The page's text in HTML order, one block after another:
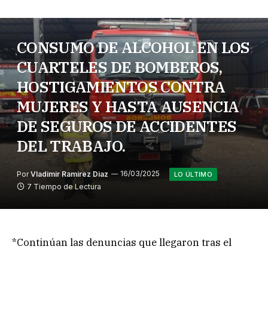
CONSUMO DE ALCOHOL EN LOS
CUARTELES DE BOMBEROS,
HOSTIGAMIENTOS CONTRA
MUJERES Y HASTA AUSENCIA
DE SEGUROS DE ACCIDENTES
DEL TRABAJO.
Por Vladimir Ramirez Diaz 16/03/2025 LO ÚLTIMO
7 Tiempo de Lectura
*Continúan las denuncias que llegaron tras el